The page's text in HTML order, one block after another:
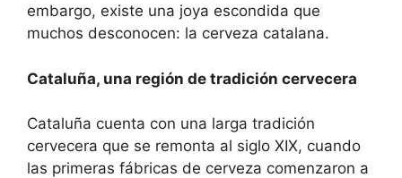
embargo, existe una joya escondida que
muchos desconocen: la cerveza catalana.
Cataluña, una región de tradición cervecera
Cataluña cuenta con una larga tradición
cervecera que se remonta al siglo XIX, cuando
las primeras fábricas de cerveza comenzaron a